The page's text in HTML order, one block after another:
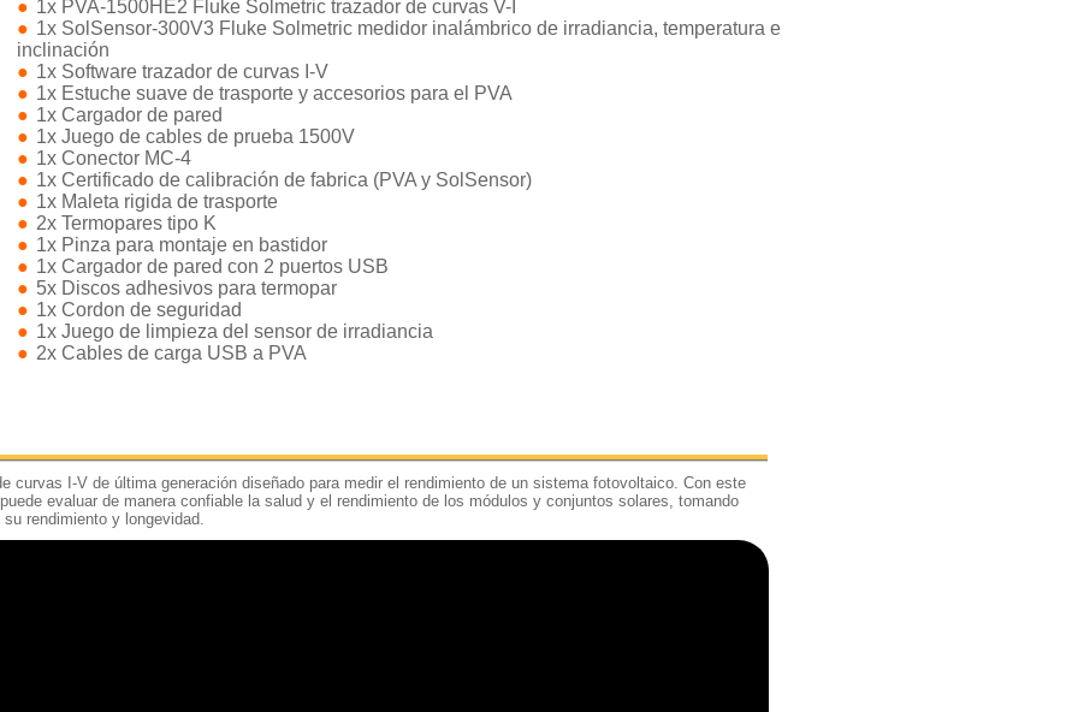
1x PVA-1500HE2 Fluke Solmetric trazador de curvas V-I
1x SolSensor-300V3 Fluke Solmetric medidor inalámbrico de irradiancia, temperatura e
inclinación
1x Software trazador de curvas I-V
1x Estuche suave de trasporte y accesorios para el PVA
1x Cargador de pared
1x Juego de cables de prueba 1500V
1x Conector MC-4
1x Certificado de calibración de fabrica (PVA y SolSensor)
1x Maleta rigida de trasporte
2x Termopares tipo K
1x Pinza para montaje en bastidor
1x Cargador de pared con 2 puertos USB
5x Discos adhesivos para termopar
1x Cordon de seguridad
1x Juego de limpieza del sensor de irradiancia
2x Cables de carga USB a PVA
curvas I-V de última generación diseñado para medir el rendimiento de un sistema fotovoltaico. Con este
evaluar de manera confiable la salud y el rendimiento de los módulos y conjuntos solares, tomando
rendimiento y longevidad.